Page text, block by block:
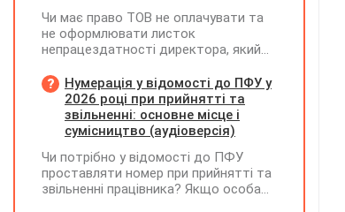
Чи має право ТОВ не оплачувати та
не оформлювати листок
непрацездатності директора, який
збереження заробітної плати під час
призупинення діяльності
підприємства?
Нумерація у відомості до ПФУ у
2026 році при прийнятті та
звільненні: основне місце і
сумісництво (аудіоверсія)
Чи потрібно у відомості до ПФУ
проставляти номер при прийнятті та
звільненні працівника? Якщо особа